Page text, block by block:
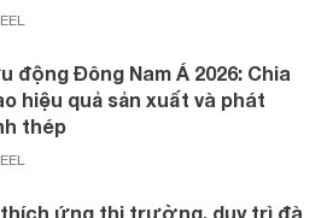
động Đông Nam Á 2026: Chia
hiệu quả sản xuất và phát
thép
thích ứng thị trường, duy trì đà